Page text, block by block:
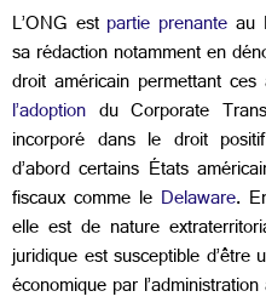
L’ONG est partie prenante au
sa rédaction notamment en
droit américain permettant
l’adoption du Corporate
incorporé dans le droit
d’abord certains États
fiscaux comme le Delaware.
elle est de nature
juridique est susceptible
économique par